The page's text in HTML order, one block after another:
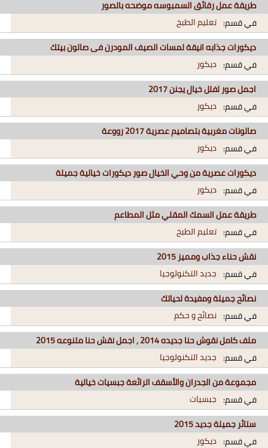
طريقة عمل رقائق السمبوسه موضحه بالصور
في قسم: تعليم الطبخ
ديكورات جذابه انيقة لمسات الصيف المودرن فى صالون بيتك
في قسم: ديكور
اجمل صور لفلل خيال يجنن 2017
في قسم: ديكور
صالونات مغربية بتصاميم عصرية 2017 رووعة
في قسم: ديكور
ديكورات عصرية من وحي الخيال صور ديكورات خيالية جميلة
في قسم: ديكور
طريقة عمل السمك المقلي مثل المطاعم
في قسم: تعليم الطبخ
نقش حناء جذاب ومميز 2015
في قسم: جديد التكنولوجيا
نصائح جميلة ومفيدة لحياتك
في قسم: نصائح و حكم
ملف كامل نقوش حنا جديده 2014 , اجمل نقش حنا متنوعه 2015
في قسم: جديد التكنولوجيا
مجموعة من الجدران والأسقف الرائعة جبسيات خيالية
في قسم: جبسيات
ستائر جميلة جديد 2015
في قسم: ديكور